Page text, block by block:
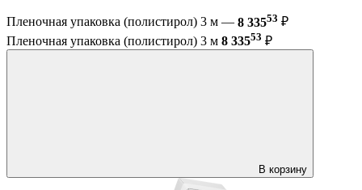
Пленочная упаковка (полистирол) 3 м — 8 33553 ₽
Пленочная упаковка (полистирол) 3 м 8 33553 ₽
В корзину